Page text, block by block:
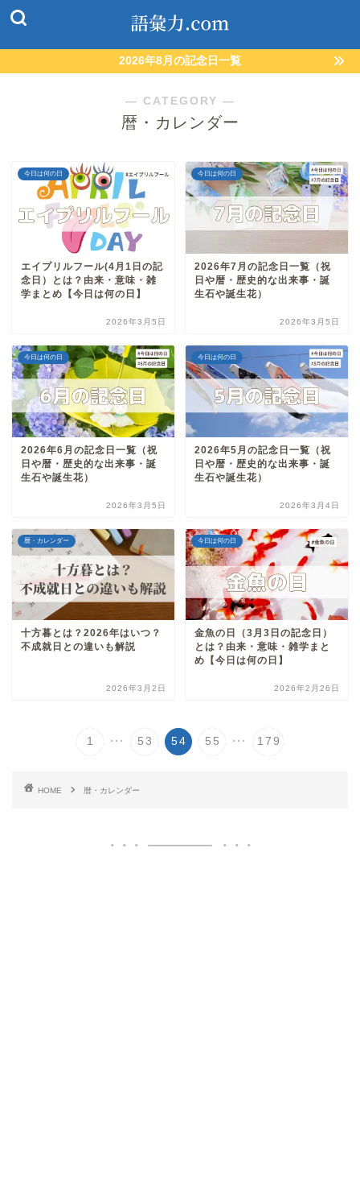
2026年8月の記念日一覧
― CATEGORY ―
暦・カレンダー
今日は何の日
エイプリルフール(4月1日の記
念日）とは？由来・意味・雑
学まとめ【今日は何の日】
2026年3月5日
今日は何の日
2026年7月の記念日一覧（祝
日や暦・歴史的な出来事・誕
生石や誕生花）
2026年3月5日
今日は何の日
2026年6月の記念日一覧（祝
日や暦・歴史的な出来事・誕
生石や誕生花）
2026年3月5日
今日は何の日
2026年5月の記念日一覧（祝
日や暦・歴史的な出来事・誕
生石や誕生花）
2026年3月4日
暦・カレンダー
十方暮とは？2026年はいつ？
不成就日との違いも解説
2026年3月2日
今日は何の日
金魚の日（3月3日の記念日）
とは？由来・意味・雑学まと
め【今日は何の日】
2026年2月26日
1 ... 53 54 55 ... 179
HOME 暦・カレンダー